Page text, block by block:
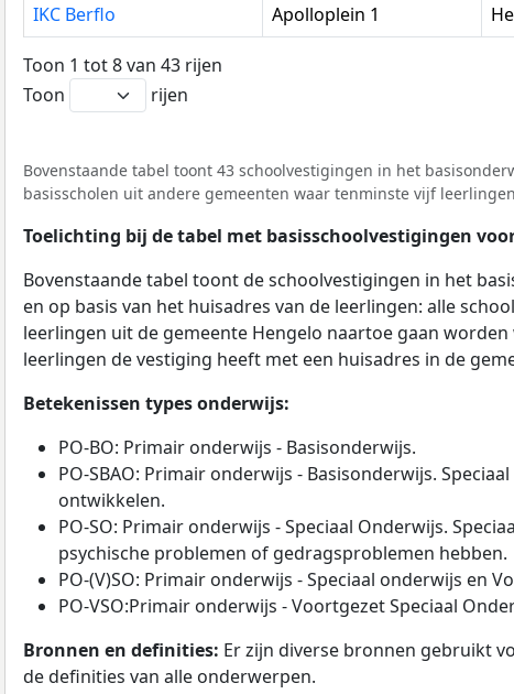
IKC Berflo
Apolloplein 1
Toon 1 tot 8 van 43 rijen
Toon
rijen
Bovenstaande tabel toont 43 schoolvestigingen in het
basisscholen uit andere gemeenten waar tenminste vijf
Toelichting bij de tabel met basisschoolvestigingen
Bovenstaande tabel toont de schoolvestigingen in het
en op basis van het huisadres van de leerlingen: alle
leerlingen uit de gemeente Hengelo naartoe gaan
leerlingen de vestiging heeft met een huisadres in de
Betekenissen types onderwijs:
PO-BO: Primair onderwijs - Basisonderwijs.
PO-SBAO: Primair onderwijs - Basisonderwijs.
ontwikkelen.
PO-SO: Primair onderwijs - Speciaal Onderwijs.
psychische problemen of gedragsproblemen hebben.
PO-(V)SO: Primair onderwijs - Speciaal onderwijs en
PO-VSO:Primair onderwijs - Voortgezet Speciaal
Bronnen en definities: Er zijn diverse bronnen gebruikt
de definities van alle onderwerpen.